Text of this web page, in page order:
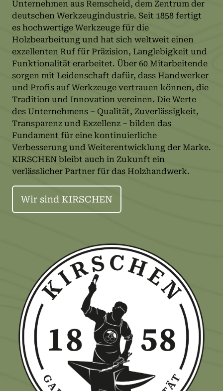
Unternehmen aus Remscheid, dem Zentrum der
deutschen Werkzeugindustrie. Seit 1858 fertigt
es hochwertige Werkzeuge für die
Holzbearbeitung und hat sich weltweit einen
exzellenten Ruf für Präzision, Langlebigkeit und
Funktionalität erarbeitet. Über 60 Mitarbeitende
sorgen mit Leidenschaft dafür, dass Handwerker
und Profis auf Werkzeuge vertrauen können, die
Tradition und Innovation vereinen. Die Werte
des Unternehmens – Qualität, Zuverlässigkeit,
Transparenz und Exzellenz – bilden das
Fundament für eine kontinuierliche
Verbesserung und Weiterentwicklung der Marke.
KIRSCHEN bleibt auch in Zukunft ein
verlässlicher Partner für das Holzhandwerk.
Wir sind KIRSCHEN